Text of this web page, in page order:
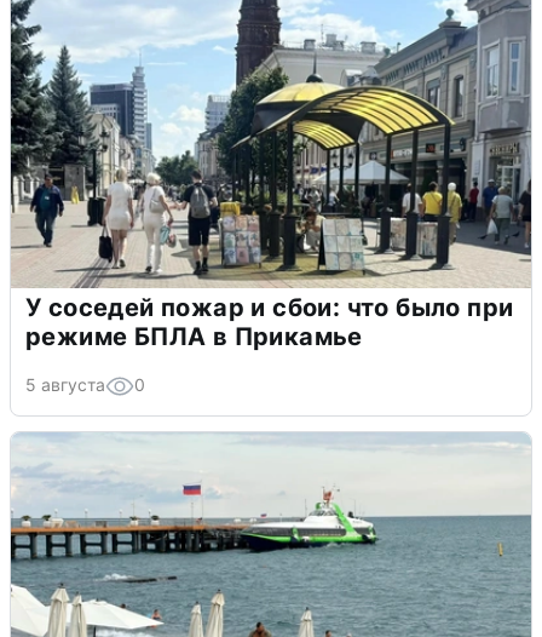
У соседей пожар и сбои: что было при
режиме БПЛА в Прикамье
5 августа 0